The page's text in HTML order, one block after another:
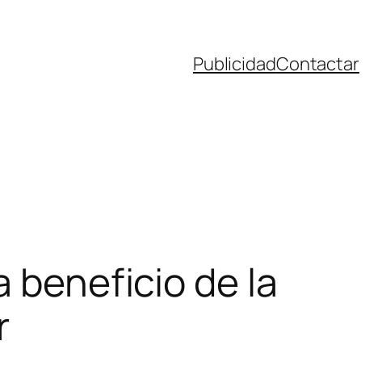
PublicidadContactar
beneficio de la